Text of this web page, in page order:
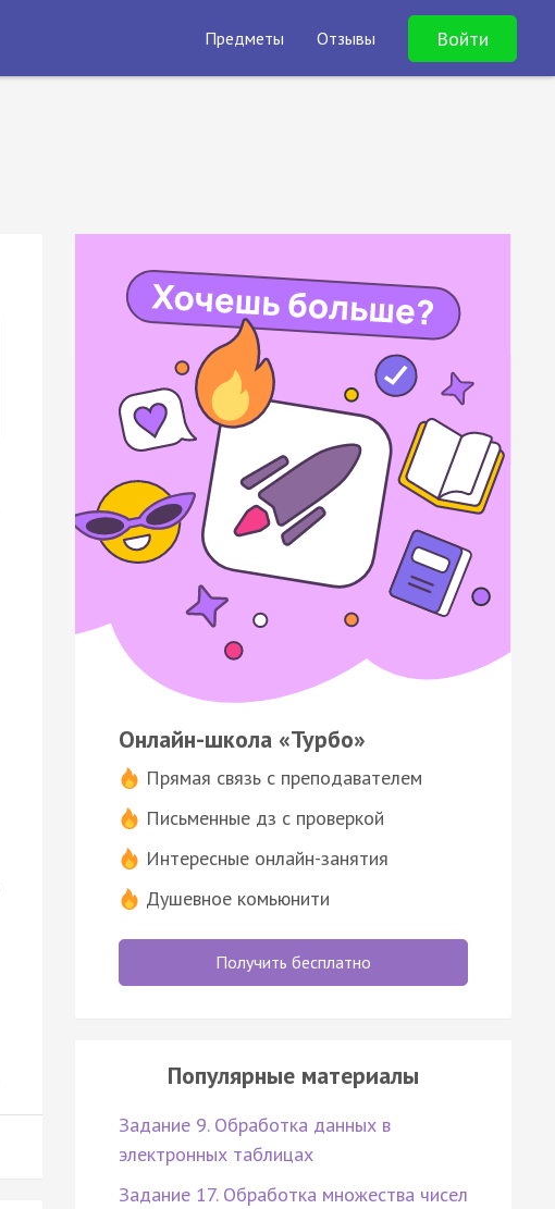
Предметы Отзывы Войти
Онлайн-школа «Турбо»
Прямая связь с преподавателем
Письменные дз с проверкой
Интересные онлайн-занятия
Душевное комьюнити
Получить бесплатно
Популярные материалы
Задание 9. Обработка данных в
электронных таблицах
Задание 17. Обработка множества чисел